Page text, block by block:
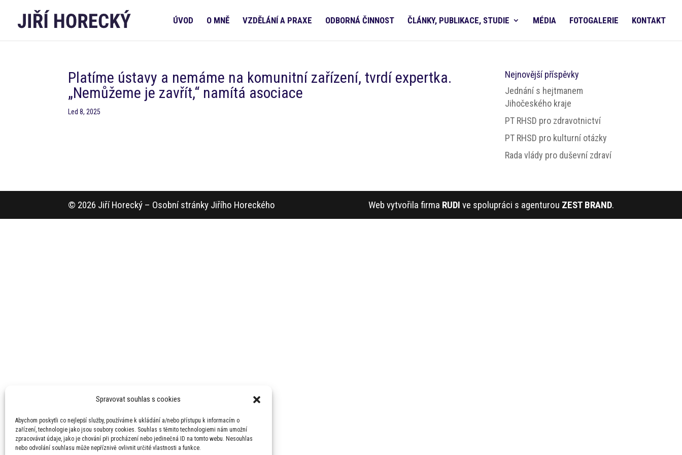
Spravovat souhlas s cookies
Abychom poskytli co nejlepší služby, používáme k ukládání a/nebo přístupu k informacím o
zařízení, technologie jako jsou soubory cookies. Souhlas s těmito technologiemi nám umožní
zpracovávat údaje, jako je chování při procházení nebo jedinečná ID na tomto webu. Nesouhlas
nebo odvolání souhlasu může nepříznivě ovlivnit určité vlastnosti a funkce.
ÚVOD O MNĚ VZDĚLÁNÍ A PRAXE ODBORNÁ ČINNOST ČLÁNKY, PUBLIKACE, STUDIE MÉDIA FOTOGALERIE KONTAKT
Platíme ústavy a nemáme na komunitní zařízení, tvrdí expertka.
„Nemůžeme je zavřít,“ namítá asociace
Led 8, 2025
Nejnovější příspěvky
Jednání s hejtmanem
Jihočeského kraje
PT RHSD pro zdravotnictví
PT RHSD pro kulturní otázky
Rada vlády pro duševní zdraví
© 2026 Jiří Horecký – Osobní stránky Jiřího Horeckého Web vytvořila firma RUDI ve spolupráci s agenturou ZEST BRAND.